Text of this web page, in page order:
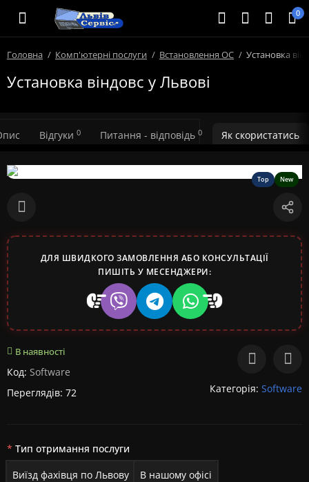
0
Головна Комп'ютерні послуги Встановлення ОС Установка
Установка віндовс у Львові
Відгуки 0 Питання - відповідь 0 Як скористатись
Top New
ДЛЯ ШВИДКОГО ЗАМОВЛЕННЯ АБО КОНСУЛЬТАЦІЇ
ПИШІТЬ У МЕСЕНДЖЕРИ:
В наявності
Код: Software
Переглядів: 72
Категорія: Software
Тип отримання послуги
Виїзд фахівця по Львову
В нашому офісі